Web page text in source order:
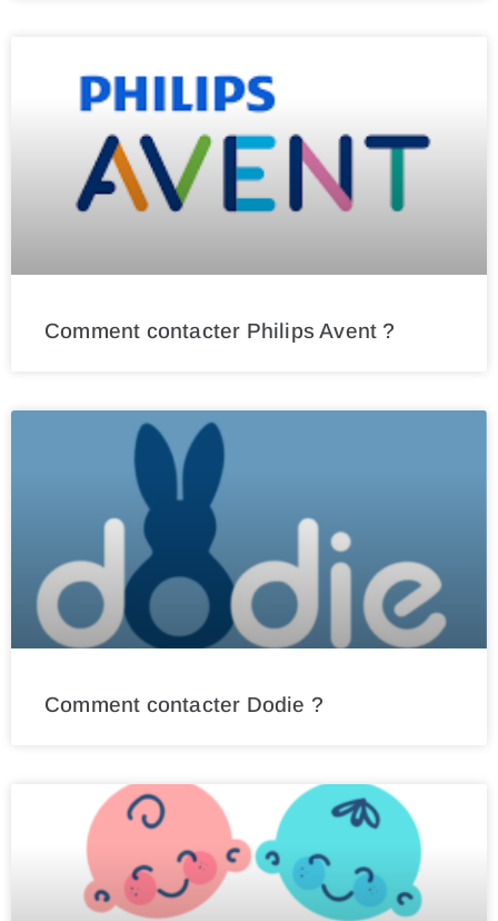
Comment contacter Philips Avent ?
Comment contacter Dodie ?